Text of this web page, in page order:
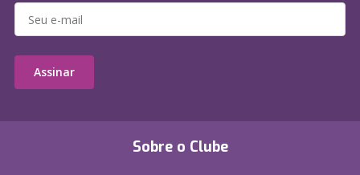
Sobre o Clube
Assinar